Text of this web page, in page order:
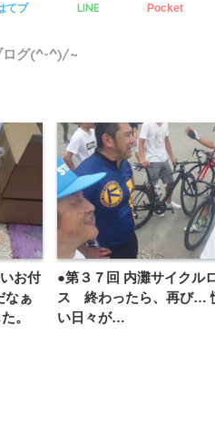
てブ LINE Pocket
ログ(^-^)/~
お付
なぁ
。
●第３７回 内灘サイクル
ス 終わったら、再び…
い日々が…